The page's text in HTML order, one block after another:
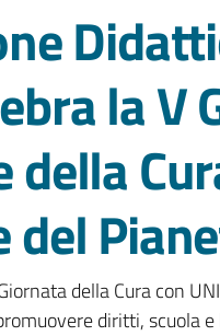
la V
della
del
della Cura con
diritti, scuola